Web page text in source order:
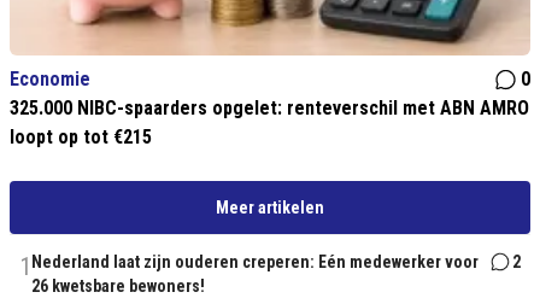
Economie
0
325.000 NIBC-spaarders opgelet: renteverschil met ABN AMRO
loopt op tot €215
Meer artikelen
1 Nederland laat zijn ouderen creperen: Eén medewerker voor
26 kwetsbare bewoners!
2